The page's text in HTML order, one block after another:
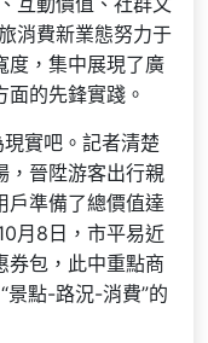
消費新業態努力于
度，集中展現了廣
的先鋒實踐。
實吧。記者清楚
，晉陞游客出行親
戶準備了總價值達
月8日，市平易近
券包，此中重點商
景點-路況-消費”的